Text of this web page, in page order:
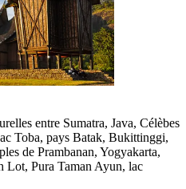
entre Sumatra, Java, Célèbes
Toba, pays Batak, Bukittinggi,
de Prambanan, Yogyakarta,
Lot, Pura Taman Ayun, lac